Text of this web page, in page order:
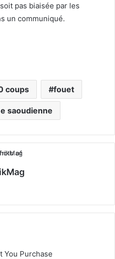
pas biaisée par les
un communiqué.
coups fouet
saoudienne
You Purchase